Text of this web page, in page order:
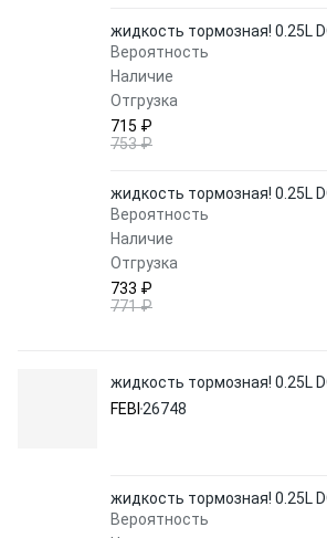
жидкость тормозная! 0.25L
Вероятность
Наличие
Отгрузка
715 ₽
753 ₽
жидкость тормозная! 0.25L
Вероятность
Наличие
Отгрузка
733 ₽
771 ₽
жидкость тормозная! 0.25L
FEBI 26748
жидкость тормозная! 0.25L
Вероятность